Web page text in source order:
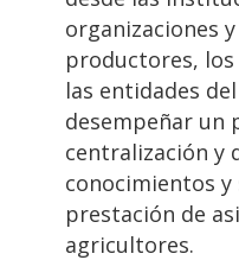
organizaciones
productores,
las entidades
desempeñar un
centralización y
conocimientos y
prestación de
agricultores.